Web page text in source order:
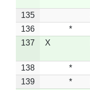
135
136
*
137
X
138 *
139
*